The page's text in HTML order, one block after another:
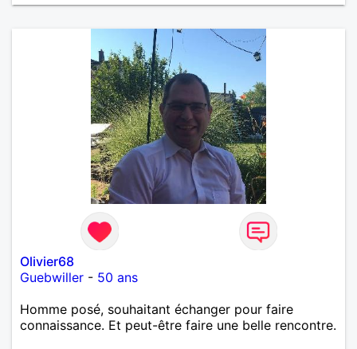
Olivier68
Guebwiller - 50 ans
Homme posé, souhaitant échanger pour faire
connaissance. Et peut-être faire une belle rencontre.